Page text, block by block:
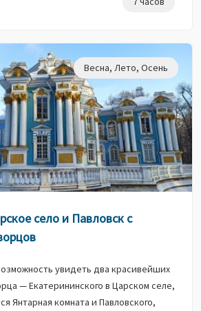
Весна, Лето, Осень
село и Павловск с
увидеть два красивейших
— Екатерининского в Царском селе,
Янтарная комната и Павловского,